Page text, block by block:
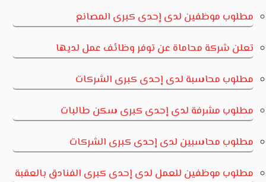
مطلوب موظفين لدى إحدى كبرى المصانع
تعلن شركة محاماة عن توفر وظائف عمل لديها
مطلوب محاسبة لدى إحدى كبرى الشركات
مطلوب مشرفة لدى إحدى كبرى سكن طالبات
مطلوب محاسبين لدى إحدى كبرى الشركات
مطلوب موظفين للعمل لدى إحدى كبرى الفنادق بالعقبة